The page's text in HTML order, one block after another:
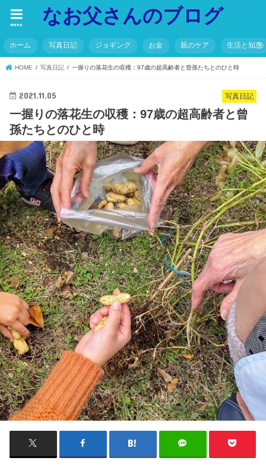
なお父さんのブログ
menu
ホーム 写真日記 ジョギング お金 親のケア 生活と知恵
HOME 写真日記 一握りの落花生の収穫：97歳の超高齢者と曾孫たちとのひと時
写真日記
2021.11.05
一握りの落花生の収穫：97歳の超高齢者と曾
孫たちとのひと時